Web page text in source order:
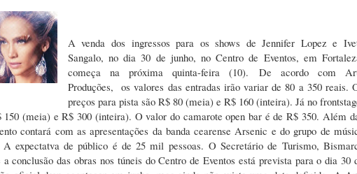
A venda dos ingressos para os shows de Jennifer Lopez e
Sangalo, no dia 30 de junho, no Centro de Eventos, em
começa na próxima quinta-feira (10). De acordo com
Produções, os valores das entradas irão variar de 80 a 350 reais.
preços para pista são R$ 80 (meia) e R$ 160 (inteira). Já no
150 (meia) e R$ 300 (inteira). O valor do camarote open bar é de R$ 350. Além
contará com as apresentações da banda cearense Arsenic e do grupo de
expectatva de público é de 25 mil pessoas. O Secretário de Turismo,
conclusão das obras nos túneis do Centro de Eventos está prevista para o dia 30